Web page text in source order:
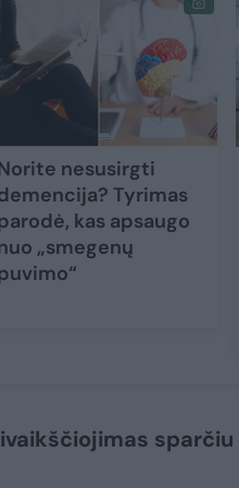
nesusirgti
Tyrimas
kas apsaugo
„smegenų